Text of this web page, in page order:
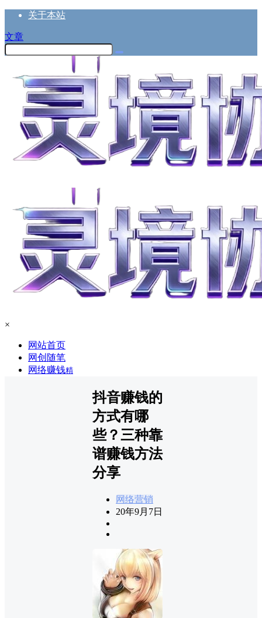
关于本站
文章
×
网站首页
网创随笔
网络赚钱精
抖音赚钱的
方式有哪
些？三种靠
谱赚钱方法
分享
网络营销
20年9月7日